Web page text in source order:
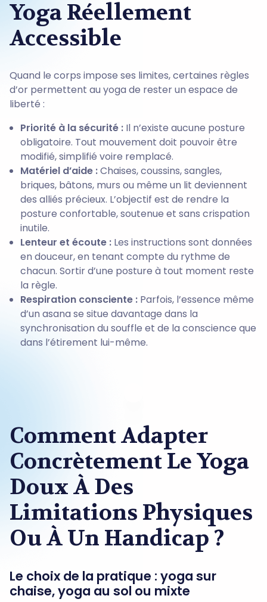
Yoga Réellement
Accessible
Quand le corps impose ses limites, certaines règles
d’or permettent au yoga de rester un espace de
liberté :
Priorité à la sécurité :Il n’existe aucune posture
obligatoire. Tout mouvement doit pouvoir être
modifié, simplifié voire remplacé.
Matériel d’aide :Chaises, coussins, sangles,
briques, bâtons, murs ou même un lit deviennent
des alliés précieux. L’objectif est de rendre la
posture confortable, soutenue et sans crispation
inutile.
Lenteur et écoute :Les instructions sont données
en douceur, en tenant compte du rythme de
chacun. Sortir d’une posture à tout moment reste
la règle.
Respiration consciente :Parfois, l’essence même
d’un asana se situe davantage dans la
synchronisation du souffle et de la conscience que
dans l’étirement lui-même.
Comment Adapter
Concrètement Le Yoga
Doux À Des
Limitations Physiques
Ou À Un Handicap ?
Le choix de la pratique : yoga sur
chaise, yoga au sol ou mixte